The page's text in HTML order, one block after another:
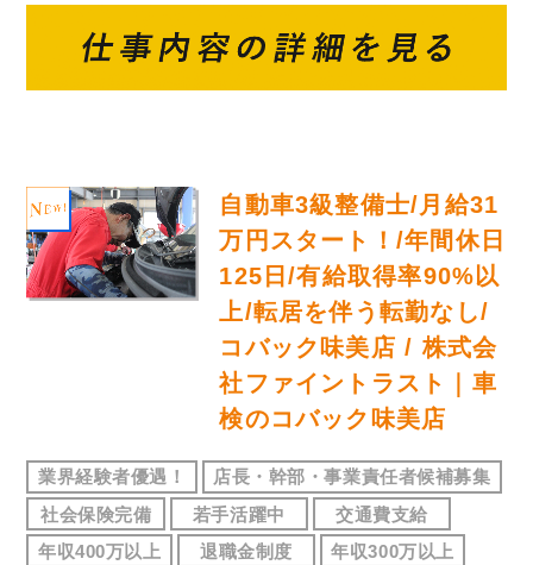
自動車3級整備士/月給31
万円スタート！/年間休日
125日/有給取得率90%以
上/転居を伴う転勤なし/
コバック味美店 / 株式会
社ファイントラスト｜車
検のコバック味美店
業界経験者優遇！
店長・幹部・事業責任者候補募集
社会保険完備
若手活躍中
交通費支給
年収400万以上
退職金制度
年収300万以上